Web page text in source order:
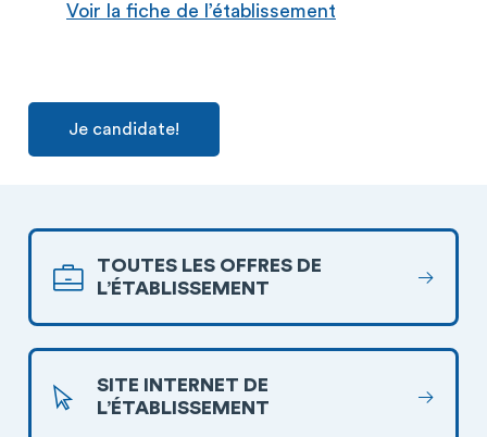
Voir la fiche de l’établissement
Je candidate!
TOUTES LES OFFRES DE
L’ÉTABLISSEMENT
SITE INTERNET DE
L’ÉTABLISSEMENT